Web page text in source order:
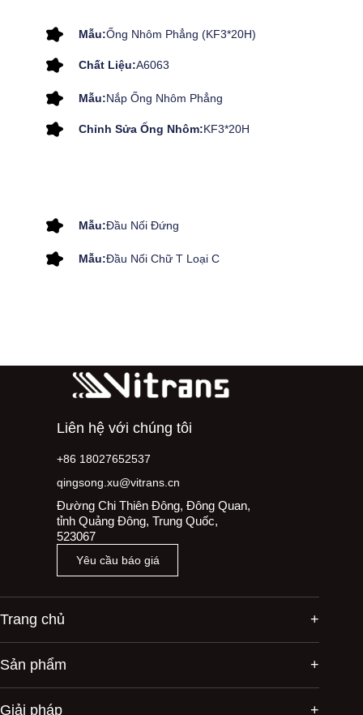
Mẫu:Ống Nhôm Phẳng (KF3*20H)
Chất Liệu:A6063
Mẫu:Nắp Ống Nhôm Phẳng
Chỉnh Sửa Ống Nhôm:KF3*20H
Mẫu:Đầu Nối Đứng
Mẫu:Đầu Nối Chữ T Loại C
Liên hệ với chúng tôi
+86 18027652537
qingsong.xu@vitrans.cn
Đường Chi Thiên Đông, Đông Quan,
tỉnh Quảng Đông, Trung Quốc,
523067
Yêu cầu báo giá
Trang chủ
Sản phẩm
Giải pháp